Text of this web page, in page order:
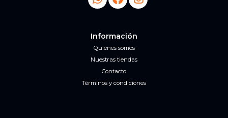
Información
Quiénes somos
Nuestras tiendas
Contacto
Términos y condiciones